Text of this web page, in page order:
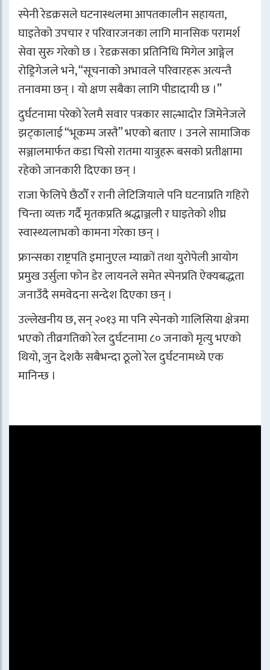
स्पेनी रेडक्रसले घटनास्थलमा आपतकालीन सहायता,
घाइतेको उपचार र परिवारजनका लागि मानसिक परामर्श
सेवा सुरु गरेको छ । रेडक्रसका प्रतिनिधि मिगेल आङ्गेल
रोड्रिगेजले भने, “सूचनाको अभावले परिवारहरू अत्यन्तै
तनावमा छन् । यो क्षण सबैका लागि पीडादायी छ ।”
दुर्घटनामा परेको रेलमै सवार पत्रकार साल्भादोर जिमेनेजले
झट्कालाई “भूकम्प जस्तै” भएको बताए । उनले सामाजिक
सञ्जालमार्फत कडा चिसो रातमा यात्रुहरू बसको प्रतीक्षामा
रहेको जानकारी दिएका छन् ।
राजाफेलिपे छैठौँर रानी लेटिजियाले पनि घटनाप्रति गहिरो
चिन्ता व्यक्त गर्दै मृतकप्रति श्रद्धाञ्जली र घाइतेको शीघ्र
स्वास्थ्यलाभको कामना गरेका छन् ।
फ्रान्सका राष्ट्रपति इमानुएल म्याक्रों तथा युरोपेली आयोग
प्रमुख उर्सुला फोन डेर लायनले समेत स्पेनप्रति ऐक्यबद्धता
जनाउँदै समवेदना सन्देश दिएका छन् ।
उल्लेखनीय छ, सन् २०१३ मा पनि स्पेनको गालिसिया क्षेत्रमा
भएको तीव्रगतिको रेल दुर्घटनामा ८० जनाको मृत्यु भएको
थियो, जुन देशकै सबैभन्दा ठूलो रेल दुर्घटनामध्ये एक
मानिन्छ ।